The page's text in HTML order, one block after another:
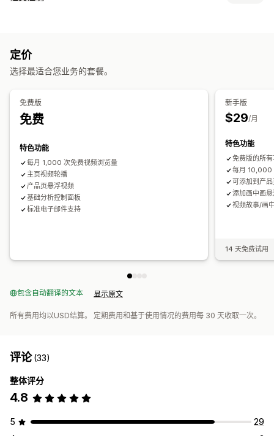
视频播放器
分析
互动跟踪
定价
选择最适合您业务的套餐。
免费版
免费
特色功能
每月 1,000 次免费视频浏览量
主页视频轮播
产品页悬浮视频
基础分析控制面板
标准电子邮件支持
新手版
$29/月
特色功能
免费版的所
每月 10,000
可添加到产
添加画中画
视频故事/画
14 天免费试用
包含自动翻译的文本 显示原文
所有费用均以USD结算。 定期费用和基于使用情况的费用每 30 天收取一次。
评论(33)
整体评分
4.8
5
29